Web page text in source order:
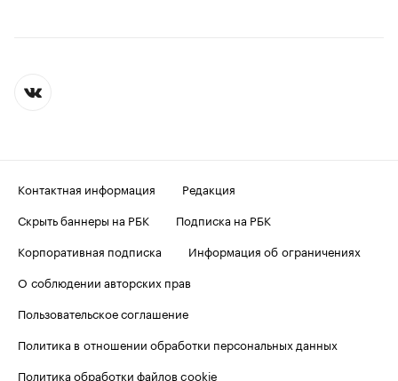
Контактная информация
Редакция
Скрыть баннеры на РБК
Подписка на РБК
Корпоративная подписка
Информация об ограничениях
О соблюдении авторских прав
Пользовательское соглашение
Политика в отношении обработки персональных данных
Политика обработки файлов cookie